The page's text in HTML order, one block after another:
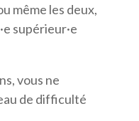
même les deux,
supérieur·e
vous ne
de difficulté